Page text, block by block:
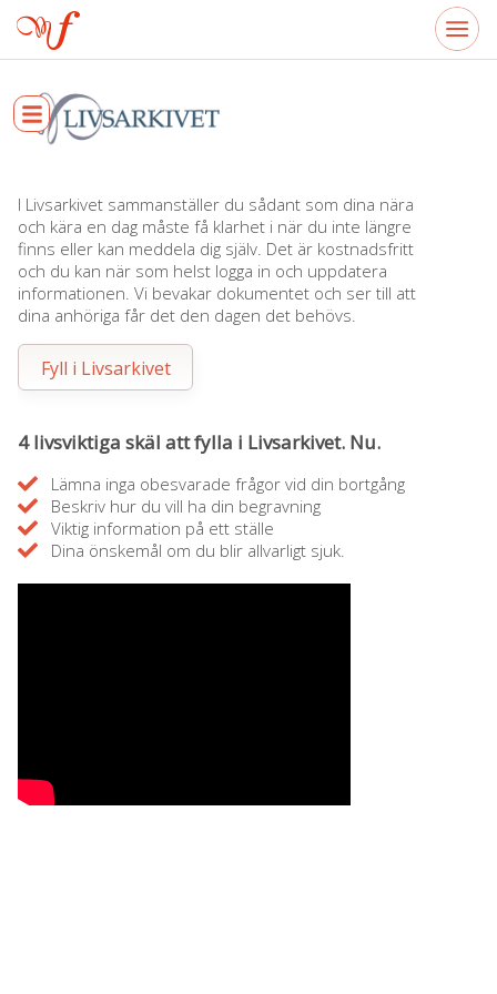
I Livsarkivet sammanställer du sådant som dina nära
och kära en dag måste få klarhet i när du inte längre
finns eller kan meddela dig själv. Det är kostnadsfritt
och du kan när som helst logga in och uppdatera
informationen. Vi bevakar dokumentet och ser till att
dina anhöriga får det den dagen det behövs.
Fyll i Livsarkivet
4 livsviktiga skäl att fylla i Livsarkivet. Nu.
Lämna inga obesvarade frågor vid din bortgång
Beskriv hur du vill ha din begravning
Viktig information på ett ställe
Dina önskemål om du blir allvarligt sjuk.